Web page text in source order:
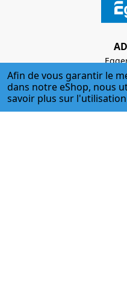
T.
F.
Afin de vous garantir le
dans notre eShop, nous
savoir plus sur l'